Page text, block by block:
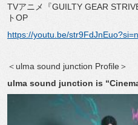
TVアニメ『GUILTY GEAR
トOP
https://youtu.be/
＜ulma sound junction Profile＞
ulma sound junction is